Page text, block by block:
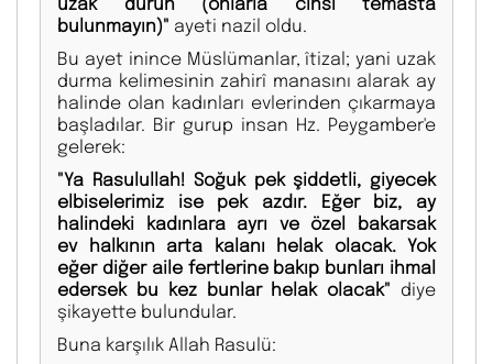
bulunmayın)" ayeti nazil oldu.
Bu ayet inince Müslümanlar, îtizal; yani uzak
durma kelimesinin zahirî manasını alarak ay
halinde olan kadınları evlerinden çıkarmaya
başladılar. Bir gurup insan Hz. Peygamber'e
gelerek:
"Ya Rasulullah! Soğuk pek şiddetli, giyecek
elbiselerimiz ise pek azdır. Eğer biz, ay
halindeki kadınlara ayrı ve özel bakarsak
ev halkının arta kalanı helak olacak. Yok
eğer diğer aile fertlerine bakıp bunları ihmal
edersek bu kez bunlar helak olacak" diye
şikayette bulundular.
Buna karşılık Allah Rasulü: